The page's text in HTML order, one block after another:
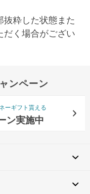
抜粋した状態また
だく場合がござい
ンペーン
ーギフト貰える
ン実施中